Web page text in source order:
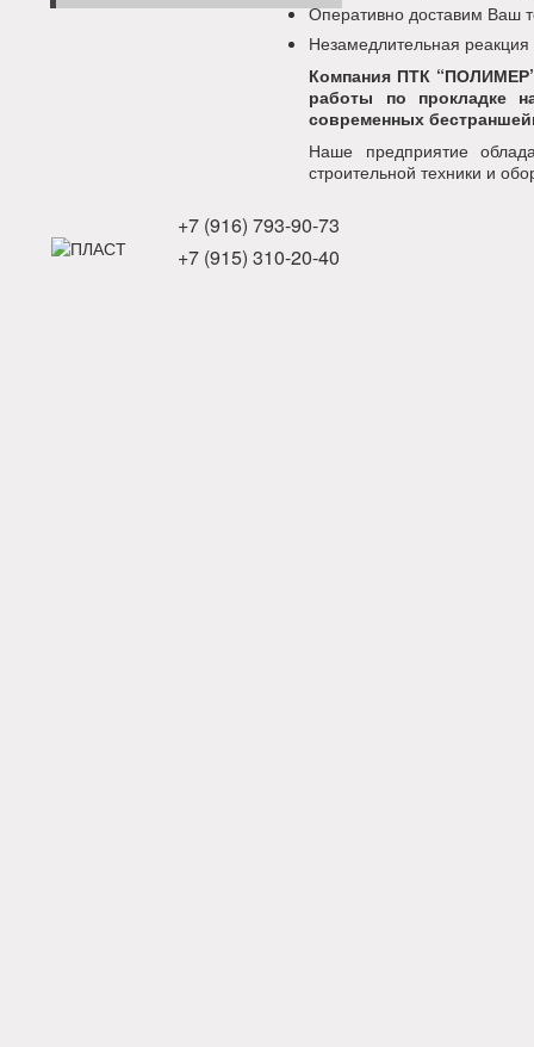
Оперативно доставим Ваш
Незамедлительная
Компания ПТК
работы по прокладке
современных
Наше предприятие
строительной техники и
+7 (916) 793-90-73
+7 (915) 310-20-40